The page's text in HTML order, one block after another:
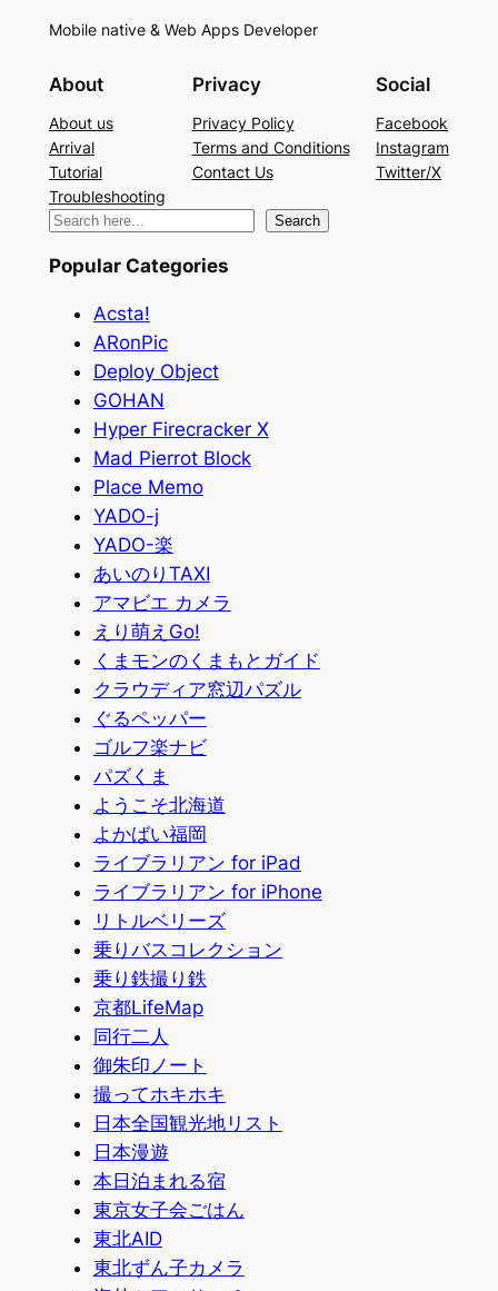
Mobile native & Web Apps Developer
About
About us
Arrival
Tutorial
Troubleshooting
Privacy
Privacy Policy
Terms and Conditions
Contact Us
Social
Facebook
Instagram
Twitter/X
検
Search
Popular Categories
Acsta!
ARonPic
Deploy Object
GOHAN
Hyper Firecracker X
Mad Pierrot Block
Place Memo
YADO-j
YADO-楽
あいのりTAXI
アマビエ カメラ
えり萌えGo!
くまモンのくまもとガイド
クラウディア窓辺パズル
ぐるペッパー
ゴルフ楽ナビ
パズくま
ようこそ北海道
よかばい福岡
ライブラリアン for iPad
ライブラリアン for iPhone
リトルベリーズ
乗りバスコレクション
乗り鉄撮り鉄
京都LifeMap
同行二人
御朱印ノート
撮ってホキホキ
日本全国観光地リスト
日本漫遊
本日泊まれる宿
東京女子会ごはん
東北AID
東北ずん子カメラ